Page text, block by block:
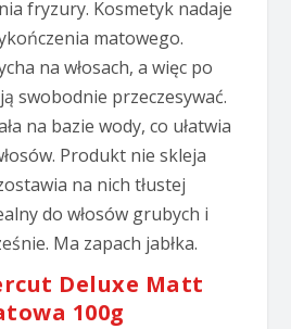
fryzury. Kosmetyk nadaje
matowego.
na włosach, a więc po
swobodnie przeczesywać.
na bazie wody, co ułatwia
Produkt nie skleja
na nich tłustej
do włosów grubych i
Ma zapach jabłka.
Deluxe Matt
100g